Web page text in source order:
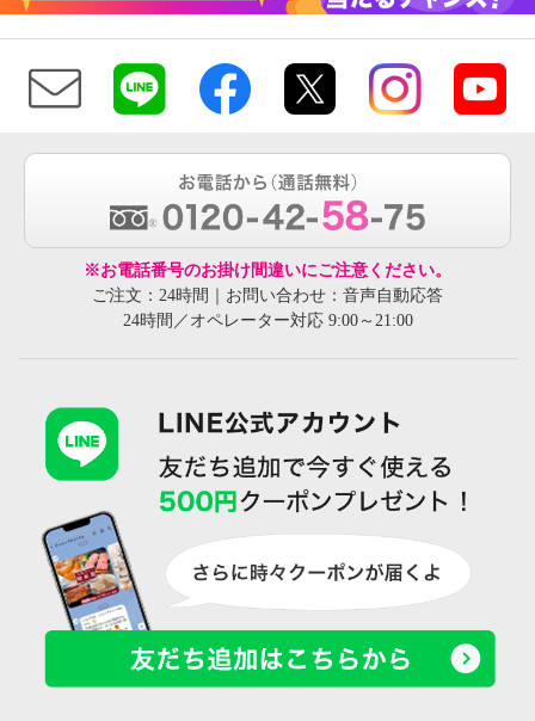
ヒナ デイグリーン 日本製 育て
るレザー オープントゥブーティ
Ｍ
ヒナ デイグリーン 日本製 育て
るレザー オープントゥブーティ
ハニーイエロー Ｍ
¥0
※お電話番号のお掛け間違いにご注意ください。
ご注文：24時間｜お問い合わせ：音声自動応答
24時間／オペレーター対応 9:00～21:00